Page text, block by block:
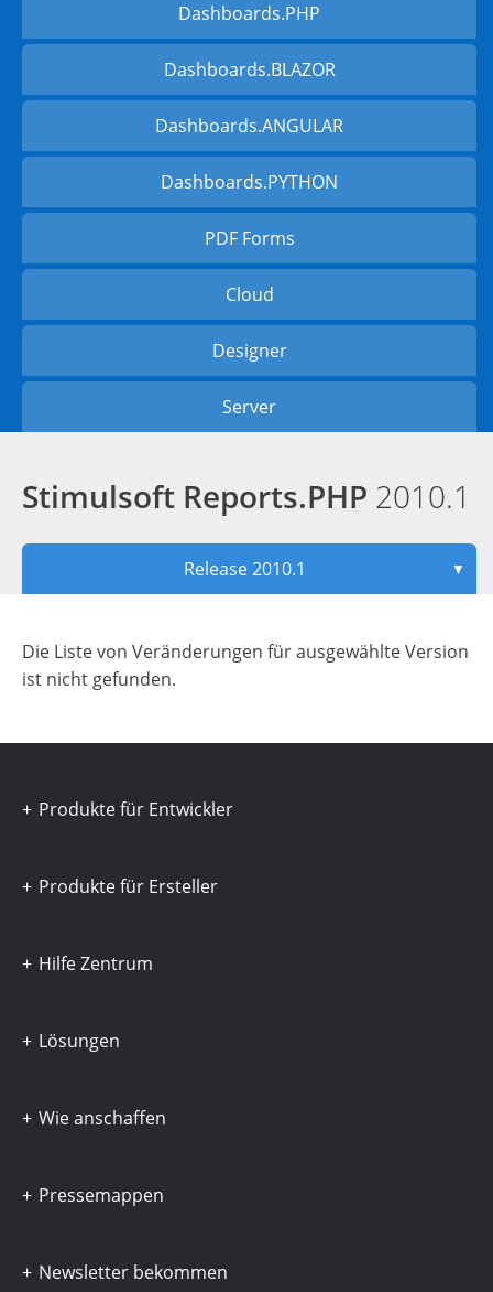
Dashboards.PHP
Dashboards.BLAZOR
Dashboards.ANGULAR
Dashboards.PYTHON
PDF Forms
Cloud
Designer
Server
Stimulsoft Reports.PHP 2010.1
Release 2010.1 ▼
Die Liste von Veränderungen für ausgewählte Version
ist nicht gefunden.
Produkte für Entwickler
Produkte für Ersteller
Hilfe Zentrum
Lösungen
Wie anschaffen
Pressemappen
Newsletter bekommen